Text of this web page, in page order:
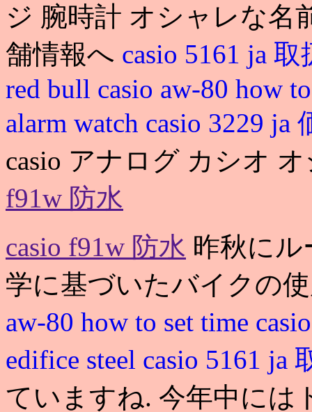
ジ 腕時計 オシャレな名
舗情報へ casio 5161 ja
red bull casio aw-80 how
alarm watch casio 3229 ja
casio アナログ カシオ
f91w 防水
casio f91w 防水 昨秋にル
学に基づいたバイクの
aw-80 how to set time
edifice steel casio 5161 ja
ていますね. 今年中には